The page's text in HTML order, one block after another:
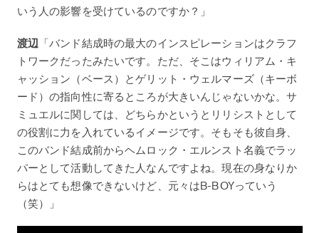
いう人の影響を受けているのですか？」
渡辺 「バンド結成時の最大のインスピレーションはクラフ
トワークだったみたいです。ただ、そこはウィリアム・キ
ャッション（ベース）とゲリット・ウェルマーズ（キーボ
ード）の指向性に寄るところが大きいんじゃないかな。サ
ミュエルに関しては、どちらかというとリリシストとして
の役割に力を入れているイメージです。そもそも彼自身、
このバンド結成前からヘムロック・エルンスト名義でラッ
パーとして活動してきた人なんですよね。現在の身なりか
らはとても想像できないけど、元々はB-BOYっていう
（笑）」